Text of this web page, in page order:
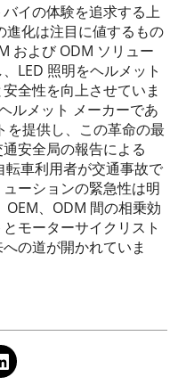
イの体験を追求する上
進化は注目に値するもの
および ODM ソリュー
LED 照明をヘルメット
全性を向上させていま
ルメット メーカーであ
を提供し、この革命の最
安全局の報告による
転車利用者が交通事故で
ーションの緊急性は明
OEM、ODM 間の相乗効
モーターサイクリスト
の道が開かれていま